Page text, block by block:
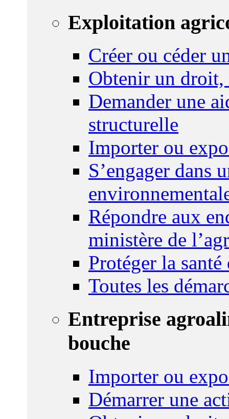
Exploitation
Créer ou céder
Obtenir un droit,
Demander une
structurelle
Importer ou
S’engager dans
Répondre aux
ministère de
Protéger la
Toutes les
Entreprise
bouche
Importer ou
Démarrer une